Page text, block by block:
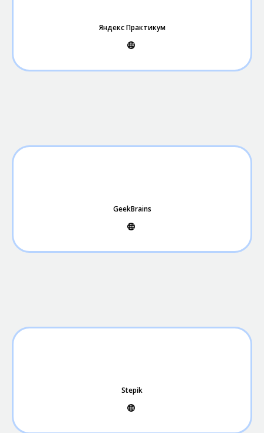
Яндекс Практикум
GeekBrains
Stepik